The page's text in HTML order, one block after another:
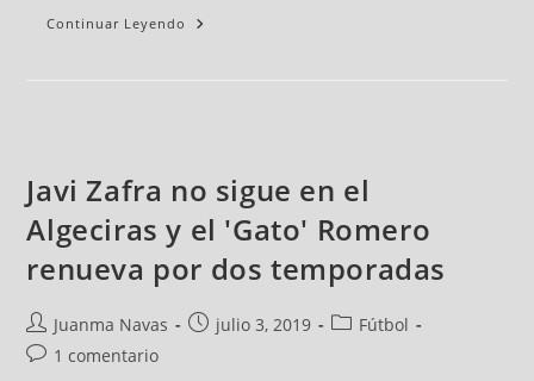
Continuar Leyendo
Javi Zafra no sigue en el
Algeciras y el 'Gato' Romero
renueva por dos temporadas
Juanma Navas julio 3, 2019
Fútbol
1 comentario